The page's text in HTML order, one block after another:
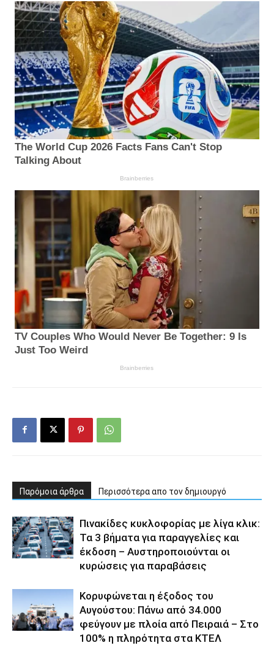
Παρόμοια άρθρα Περισσότερα απο τον δημιουργό
Πινακίδες κυκλοφορίας με λίγα κλικ:
Τα 3 βήματα για παραγγελίες και
έκδοση – Αυστηροποιούνται οι
κυρώσεις για παραβάσεις
Κορυφώνεται η έξοδος του
Αυγούστου: Πάνω από 34.000
φεύγουν με πλοία από Πειραιά – Στο
100% η πληρότητα στα ΚΤΕΛ